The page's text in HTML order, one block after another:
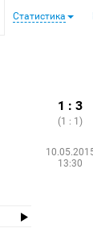
Статистика
1 : 3
(1 : 1)
13:30